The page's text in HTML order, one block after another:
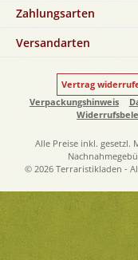
Zahlungsarten
Versandarten
Vertrag
Verpackungshinweis
Alle Preise inkl. gesetzl.
© 2026 Terraristikladen -